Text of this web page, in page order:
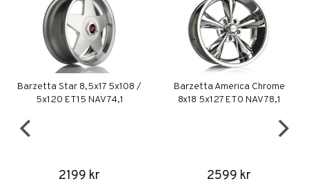
Barzetta Star 8,5x17 5x108 /
5x120 ET15 NAV 74,1
2199 kr
Barzetta America Chrome
8x18 5x127 ET0 NAV 78,1
2599 kr